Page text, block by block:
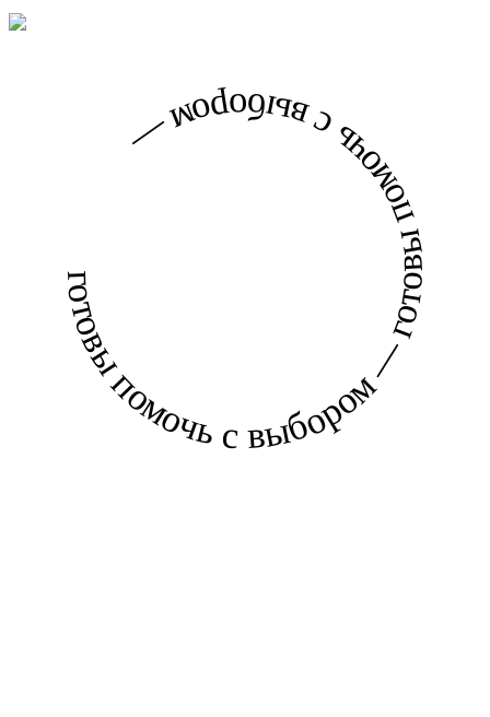
готовы помочь с выбором — готовы помочь с выбором —